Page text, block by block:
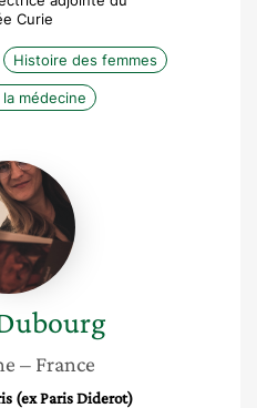
Curie
Histoire des femmes
médecine
Ninon
Dubourg
– France
(ex Paris Diderot)